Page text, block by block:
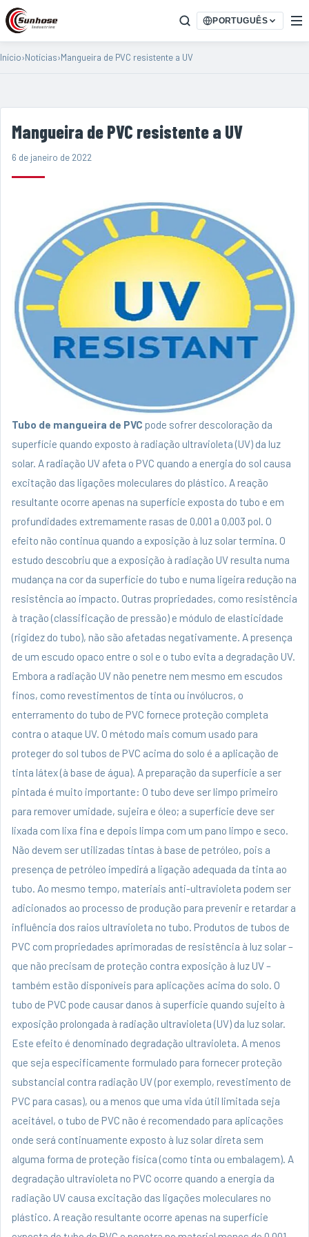
PORTUGUÊS
Início›Notícias›Mangueira de PVC resistente a UV
Mangueira de PVC resistente a UV
6 de janeiro de 2022
Tubo de mangueira de PVC pode sofrer descoloração da
superfície quando exposto à radiação ultravioleta (UV) da luz
solar. A radiação UV afeta o PVC quando a energia do sol causa
excitação das ligações moleculares do plástico. A reação
resultante ocorre apenas na superfície exposta do tubo e em
profundidades extremamente rasas de 0,001 a 0,003 pol. O
efeito não continua quando a exposição à luz solar termina. O
estudo descobriu que a exposição à radiação UV resulta numa
mudança na cor da superfície do tubo e numa ligeira redução na
resistência ao impacto. Outras propriedades, como resistência
à tração (classificação de pressão) e módulo de elasticidade
(rigidez do tubo), não são afetadas negativamente. A presença
de um escudo opaco entre o sol e o tubo evita a degradação UV.
Embora a radiação UV não penetre nem mesmo em escudos
finos, como revestimentos de tinta ou invólucros, o
enterramento do tubo de PVC fornece proteção completa
contra o ataque UV. O método mais comum usado para
proteger do sol tubos de PVC acima do solo é a aplicação de
tinta látex (à base de água). A preparação da superfície a ser
pintada é muito importante: O tubo deve ser limpo primeiro
para remover umidade, sujeira e óleo; a superfície deve ser
lixada com lixa fina e depois limpa com um pano limpo e seco.
Não devem ser utilizadas tintas à base de petróleo, pois a
presença de petróleo impedirá a ligação adequada da tinta ao
tubo. Ao mesmo tempo, materiais anti-ultravioleta podem ser
adicionados ao processo de produção para prevenir e retardar a
influência dos raios ultravioleta no tubo. Produtos de tubos de
PVC com propriedades aprimoradas de resistência à luz solar –
que não precisam de proteção contra exposição à luz UV –
também estão disponíveis para aplicações acima do solo. O
tubo de PVC pode causar danos à superfície quando sujeito à
exposição prolongada à radiação ultravioleta (UV) da luz solar.
Este efeito é denominado degradação ultravioleta. A menos
que seja especificamente formulado para fornecer proteção
substancial contra radiação UV (por exemplo, revestimento de
PVC para casas), ou a menos que uma vida útil limitada seja
aceitável, o tubo de PVC não é recomendado para aplicações
onde será continuamente exposto à luz solar direta sem
alguma forma de proteção física (como tinta ou embalagem). A
degradação ultravioleta no PVC ocorre quando a energia da
radiação UV causa excitação das ligações moleculares no
plástico. A reação resultante ocorre apenas na superfície